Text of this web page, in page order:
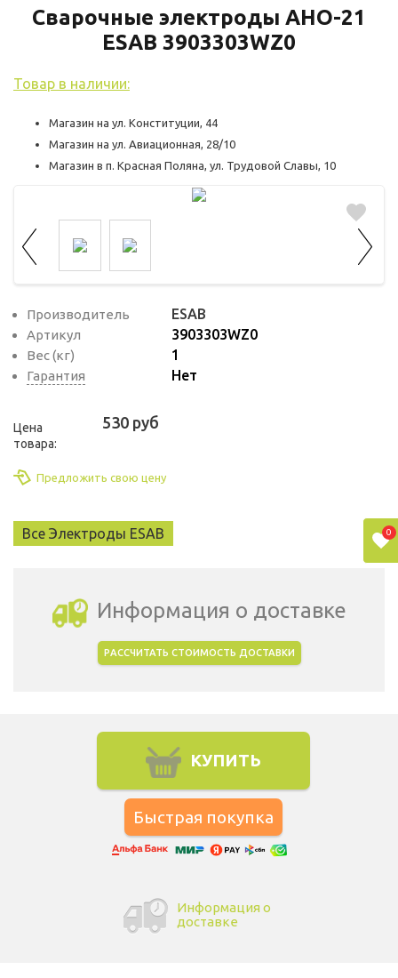
Сварочные электроды АНО-21
ESAB 3903303WZ0
Товар в наличии:
Магазин на ул. Конституции, 44
Магазин на ул. Авиационная, 28/10
Магазин в п. Красная Поляна, ул. Трудовой Славы, 10
Производитель ESAB
Артикул 3903303WZ0
Вес (кг) 1
Гарантия Нет
Цена
товара:
530 руб
Предложить свою цену
Все Электроды ESAB
Информация о доставке
РАССЧИТАТЬ СТОИМОСТЬ ДОСТАВКИ
КУПИТЬ
Информация о
доставке
0
пользователей на сайте. Эти файлы cookie
помогают понять, как используется сайт,
и сделать функционал сайта максимально
удобным для пользователей.
Рекламные файлы cookie используются
качества рекламы. Эти файлы cookie
помогают обеспечить максимально
высокую точность и ценность содержания
маркетинговых и рекламных материалов